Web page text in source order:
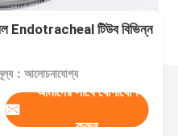
Endotracheal টিউব বিভিন্ন
：আলোচনাযোগ্য
আমাদের সাথে যোগাযোগ
করুন